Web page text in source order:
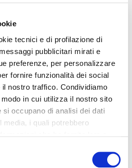
tecnici e di profilazione di
pubblicitari mirati e
preferenze, per personalizzare
fornire funzionalità dei social
nostro traffico. Condividiamo
in cui utilizza il nostro sito
occupano di analisi dei dati
i quali potrebbero
non comporta l’accettazione
03/2024
Euro6d-ISC-FCM